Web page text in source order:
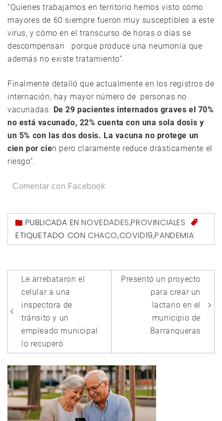
“Quienes trabajamos en territorio hemos visto cómo
mayores de 60 siempre fueron muy susceptibles a este
virus, y cómo en el transcurso de horas o días se
descompensan porque produce una neumonía que
además no existe tratamiento”.
Finalmente detalló que actualmente en los registros de
internación, hay mayor número de personas no
vacunadas. De 29 pacientes internados graves el 70%
no está vacunado, 22% cuenta con una sola dosis y
un 5% con las dos dosis. La vacuna no protege un
cien por cien pero claramente reduce drásticamente el
riesgo”.
Comentar con Facebook
PUBLICADA ENNOVEDADES,PROVINCIALES
ETIQUETADO CON CHACO,COVID19,PANDEMIA
Navegación
de
entradas
Le arrebataron el
celular a una
inspectora de
tránsito y un
empleado municipal
lo recuperó
Presentó un proyecto
para crear un
lactario en el
municipio de
Barranqueras